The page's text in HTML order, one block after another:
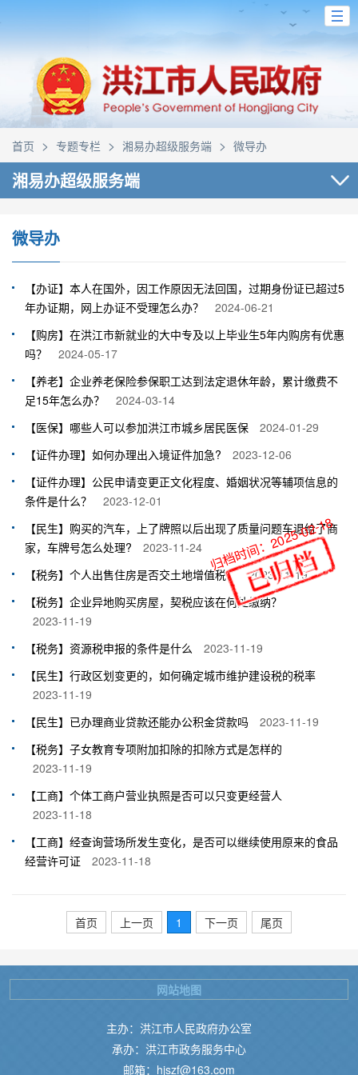
首页 > 专题专栏 > 湘易办超级服务端 > 微导办
湘易办超级服务端
微导办
【办证】本人在国外，因工作原因无法回国，过期身份证已超过5
年办证期，网上办证不受理怎么办？
2024-06-21
【购房】在洪江市新就业的大中专及以上毕业生5年内购房有优惠
吗？
2024-05-17
【养老】企业养老保险参保职工达到法定退休年龄，累计缴费不
足15年怎么办？
2024-03-14
【医保】哪些人可以参加洪江市城乡居民医保
2024-01-29
【证件办理】如何办理出入境证件加急?
2023-12-06
【证件办理】公民申请变更正文化程度、婚姻状况等辅项信息的
条件是什么？
2023-12-01
【民生】购买的汽车，上了牌照以后出现了质量问题车退给了商
家，车牌号怎么处理?
2023-11-24
【税务】个人出售住房是否交土地增值税？
2023-11-19
【税务】企业异地购买房屋，契税应该在何处缴纳？
2023-11-19
【税务】资源税申报的条件是什么
2023-11-19
【民生】行政区划变更的，如何确定城市维护建设税的税率
2023-11-19
【民生】已办理商业贷款还能办公积金贷款吗
2023-11-19
【税务】子女教育专项附加扣除的扣除方式是怎样的
2023-11-19
【工商】个体工商户营业执照是否可以只变更经营人
2023-11-18
【工商】经查询营场所发生变化，是否可以继续使用原来的食品
经营许可证
2023-11-18
首页 上一页 1 下一页 尾页
主办：洪江市人民政府办公室
承办：洪江市政务服务中心
邮箱：hjszf@163.com
网站地图
归档时间：2025-02-18